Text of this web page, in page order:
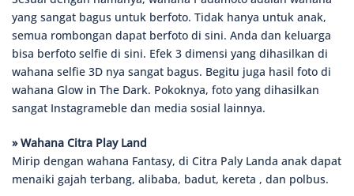
yang sangat bagus untuk berfoto. Tidak hanya untuk anak,
semua rombongan dapat berfoto di sini. Anda dan keluarga
bisa berfoto selfie di sini. Efek 3 dimensi yang dihasilkan di
wahana selfie 3D nya sangat bagus. Begitu juga hasil foto di
wahana Glow in The Dark. Pokoknya, foto yang dihasilkan
sangat Instagrameble dan media sosial lainnya.
» Wahana Citra Play Land
Mirip dengan wahana Fantasy, di Citra Paly Landa anak dapat
menaiki gajah terbang, alibaba, badut, kereta , dan polbus.